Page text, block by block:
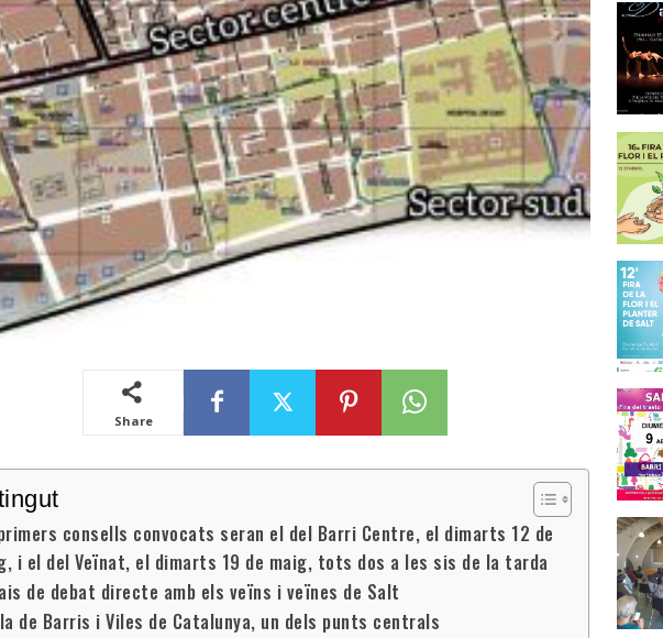
Share
consells convocats seran el del Barri Centre, el dimarts 12 de
i el del Veïnat, el dimarts 19 de maig, tots dos a les sis de la tarda
de debat directe amb els veïns i veïnes de Salt
de Barris i Viles de Catalunya, un dels punts centrals